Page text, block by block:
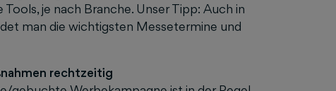
je nach Branche. Unser Tipp: Auch in
man die wichtigsten Messetermine und
rechtzeitig